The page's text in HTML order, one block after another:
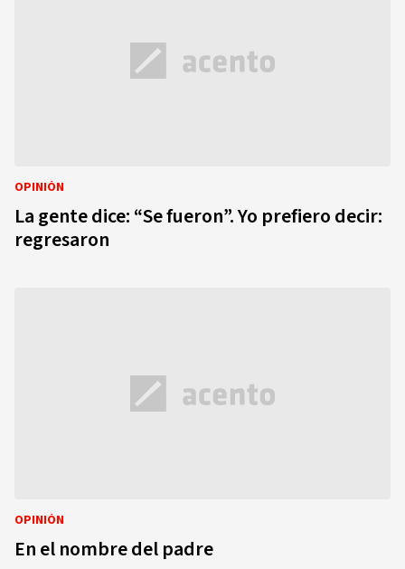
OPINIÓN
La gente dice: “Se fueron”. Yo prefiero decir:
regresaron
OPINIÓN
En el nombre del padre